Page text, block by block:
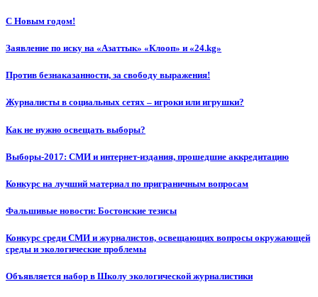
С Новым годом!
Заявление по иску на «Азаттык» «Клооп» и «24.kg»
Против безнаказанности, за свободу выражения!
Журналисты в социальных сетях – игроки или игрушки?
Как не нужно освещать выборы?
Выборы-2017: СМИ и интернет-издания, прошедшие аккредитацию
Конкурс на лучший материал по приграничным вопросам
Фальшивые новости: Бостонские тезисы
Конкурс среди СМИ и журналистов, освещающих вопросы окружающей
среды и экологические проблемы
Объявляется набор в Школу экологической журналистики